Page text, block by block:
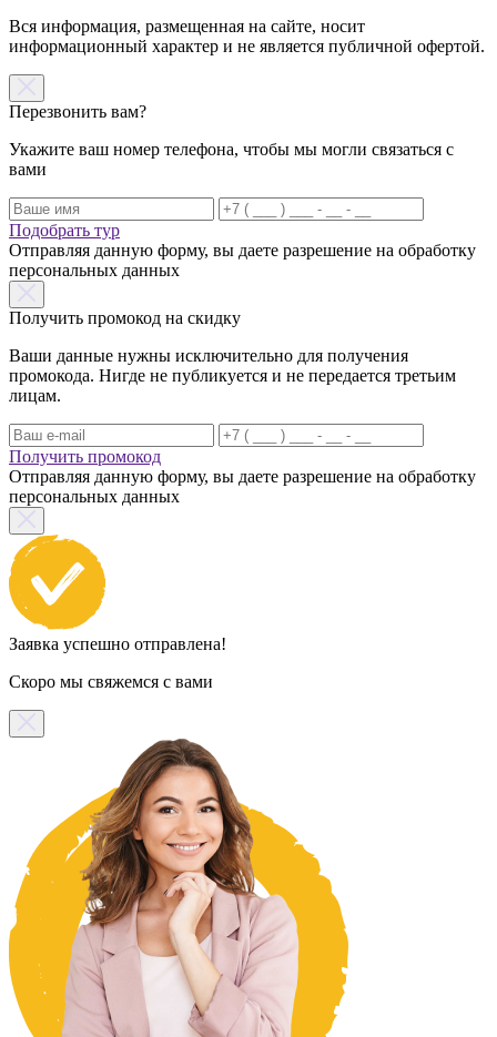
Вся информация, размещенная на сайте, носит
информационный характер и не является публичной офертой.
Перезвонить вам?
Укажите ваш номер телефона, чтобы мы могли связаться с
вами
Подобрать тур
Отправляя данную форму, вы даете разрешение на обработку
персональных данных
Получить промокод на скидку
Ваши данные нужны исключительно для получения
промокода. Нигде не публикуется и не передается третьим
лицам.
Получить промокод
Отправляя данную форму, вы даете разрешение на обработку
персональных данных
Заявка успешно отправлена!
Скоро мы свяжемся с вами